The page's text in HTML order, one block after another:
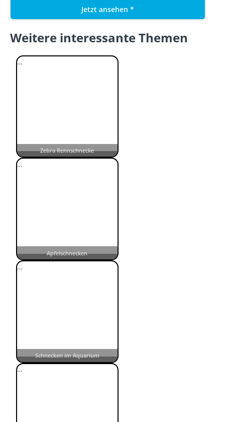
Jetzt ansehen *
Weitere interessante Themen
Zebra Rennschnecke
…
Apfelschnecken
…
Schnecken im Aquarium
…
…